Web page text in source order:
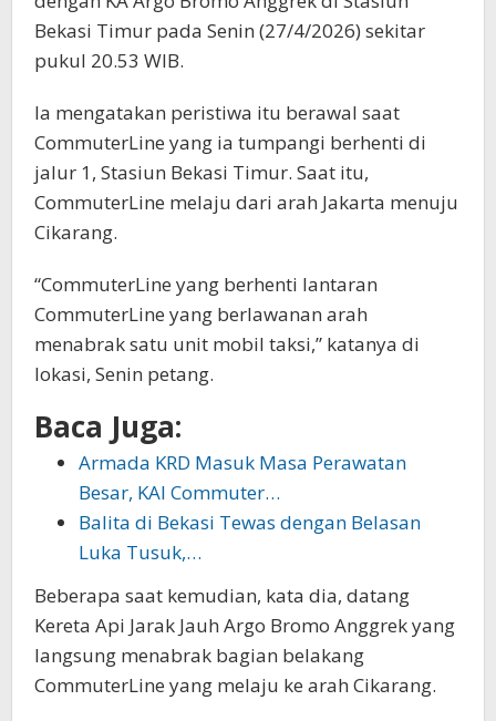
Bekasi Timur pada Senin (27/4/2026) sekitar
pukul 20.53 WIB.
Ia mengatakan peristiwa itu berawal saat
CommuterLine yang ia tumpangi berhenti di
jalur 1, Stasiun Bekasi Timur. Saat itu,
CommuterLine melaju dari arah Jakarta menuju
Cikarang.
“CommuterLine yang berhenti lantaran
CommuterLine yang berlawanan arah
menabrak satu unit mobil taksi,” katanya di
lokasi, Senin petang.
Baca Juga:
Armada KRD Masuk Masa Perawatan
Besar, KAI Commuter…
Balita di Bekasi Tewas dengan Belasan
Luka Tusuk,…
Beberapa saat kemudian, kata dia, datang
Kereta Api Jarak Jauh Argo Bromo Anggrek yang
langsung menabrak bagian belakang
CommuterLine yang melaju ke arah Cikarang.